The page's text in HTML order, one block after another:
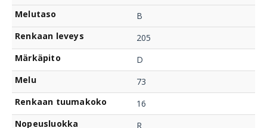
Melutaso
B
Renkaan leveys
205
Märkäpito
D
Melu
73
Renkaan tuumakoko
16
Nopeusluokka
R